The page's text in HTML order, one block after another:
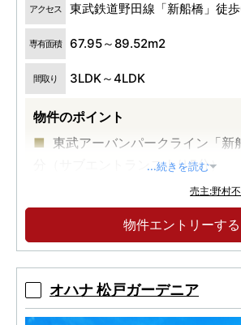
アクセス 東武鉄道野田線「新船橋」徒
専有面積 67.95～89.52m2
間取り 3LDK～4LDK
物件のポイント
東武アーバンパークライン「新
分（サブエントランスより5分）
総戸数1,224戸の大規模レジデ
JR総武線「船橋」駅まで1駅2分
...続きを読む
売主:野村
物件エントリーする
オハナ 松戸ガーデニア